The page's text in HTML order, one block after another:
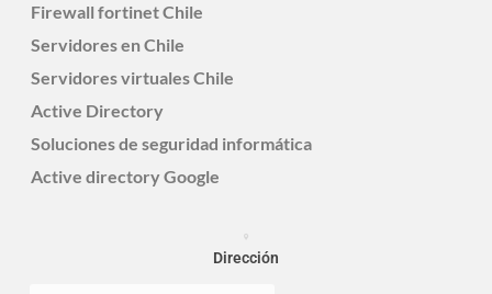
Firewall fortinet Chile
Servidores en Chile
Servidores virtuales Chile
Active Directory
Soluciones de seguridad informática
Active directory Google
Dirección